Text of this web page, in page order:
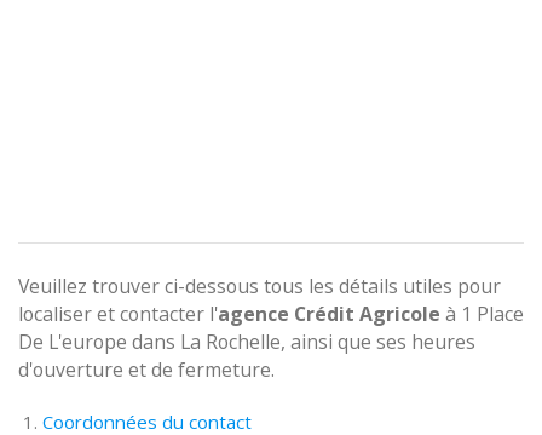
Veuillez trouver ci-dessous tous les détails utiles pour
localiser et contacter l'agence Crédit Agricole à 1 Place
De L'europe dans La Rochelle, ainsi que ses heures
d'ouverture et de fermeture.
Coordonnées du contact